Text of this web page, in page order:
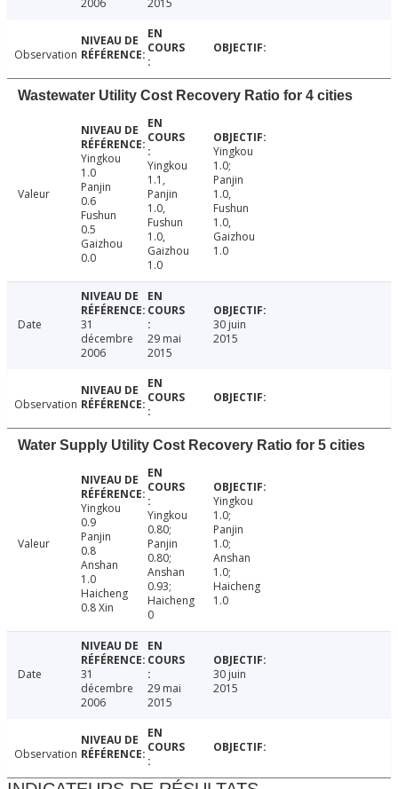
2006
2015
Observation
Wastewater Utility Cost Recovery Ratio for 4 cities
Valeur
Yingkou
1.0
Panjin
0.6
Fushun
0.5
Gaizhou
0.0
Yingkou
1.1,
Panjin
1.0,
Fushun
1.0,
Gaizhou
1.0
Yingkou
1.0;
Panjin
1.0,
Fushun
1.0,
Gaizhou
1.0
Date
31
décembre
2006
29 mai
2015
30 juin
2015
Observation
Water Supply Utility Cost Recovery Ratio for 5 cities
Valeur
Yingkou
0.9
Panjin
0.8
Anshan
1.0
Haicheng
0.8 Xin
Yingkou
0.80;
Panjin
0.80;
Anshan
0.93;
Haicheng
0
Yingkou
1.0;
Panjin
1.0;
Anshan
1.0;
Haicheng
1.0
Date
31
décembre
2006
29 mai
2015
30 juin
2015
Observation